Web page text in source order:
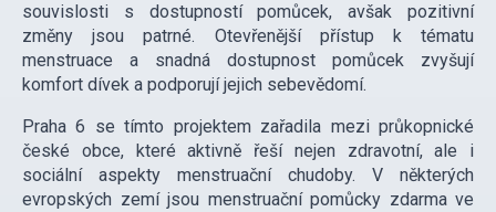
souvislosti s dostupností pomůcek, avšak pozitivní
změny jsou patrné. Otevřenější přístup k tématu
menstruace a snadná dostupnost pomůcek zvyšují
komfort dívek a podporují jejich sebevědomí.
Praha 6 se tímto projektem zařadila mezi průkopnické
české obce, které aktivně řeší nejen zdravotní, ale i
sociální aspekty menstruační chudoby. V některých
evropských zemí jsou menstruační pomůcky zdarma ve